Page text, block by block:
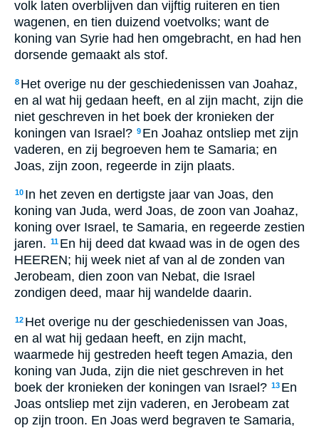
volk laten overblijven dan vijftig ruiteren en tien
wagenen, en tien duizend voetvolks; want de
koning van Syrie had hen omgebracht, en had hen
dorsende gemaakt als stof.
8 Het overige nu der geschiedenissen van Joahaz,
en al wat hij gedaan heeft, en al zijn macht, zijn die
niet geschreven in het boek der kronieken der
koningen van Israel? 9 En Joahaz ontsliep met zijn
vaderen, en zij begroeven hem te Samaria; en
Joas, zijn zoon, regeerde in zijn plaats.
10 In het zeven en dertigste jaar van Joas, den
koning van Juda, werd Joas, de zoon van Joahaz,
koning over Israel, te Samaria, en regeerde zestien
jaren. 11 En hij deed dat kwaad was in de ogen des
HEEREN; hij week niet af van al de zonden van
Jerobeam, dien zoon van Nebat, die Israel
zondigen deed, maar hij wandelde daarin.
12 Het overige nu der geschiedenissen van Joas,
en al wat hij gedaan heeft, en zijn macht,
waarmede hij gestreden heeft tegen Amazia, den
koning van Juda, zijn die niet geschreven in het
boek der kronieken der koningen van Israel? 13 En
Joas ontsliep met zijn vaderen, en Jerobeam zat
op zijn troon. En Joas werd begraven te Samaria,